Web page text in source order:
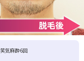
気麻酔6回